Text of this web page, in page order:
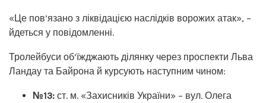
«Це пов’язано з ліквідацією наслідків ворожих атак», –
йдеться у повідомленні.
Тролейбуси об’їжджають ділянку через проспекти Льва
Ландау та Байрона й курсують наступним чином:
№13: ст. м. «Захисників України» – вул. Олега